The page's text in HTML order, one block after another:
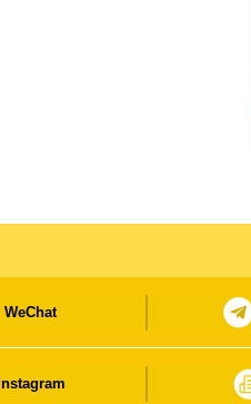
WeChat
Instagram